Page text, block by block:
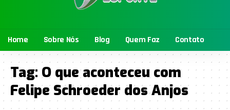
Home Sobre Nós Blog Quem Faz Contato
Tag: O que aconteceu com
Felipe Schroeder dos Anjos